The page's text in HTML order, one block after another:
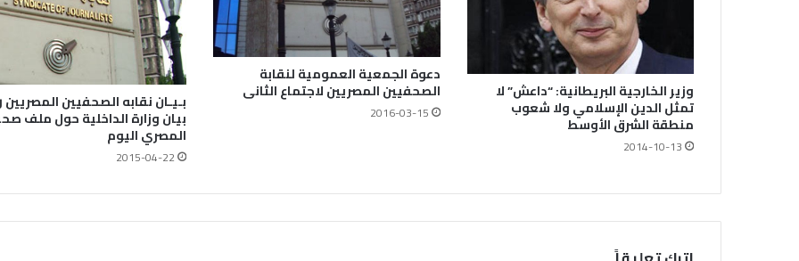
وزير الخارجية البريطانية: “داعش” لا
تمثل الدين الإسلامي ولا شعوب
منطقة الشرق الأوسط
2014-10-13
دعوة الجمعية العمومية لنقابة
الصحفيين المصريين لاجتماع الثانى
2016-03-15 بـيـان نقابه الصحفيين المصريين
بيان وزارة الداخلية حول ملف
المصري اليوم
2015-04-22